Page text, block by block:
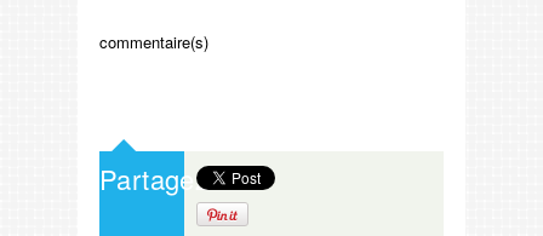
commentaire(s)
Partagez